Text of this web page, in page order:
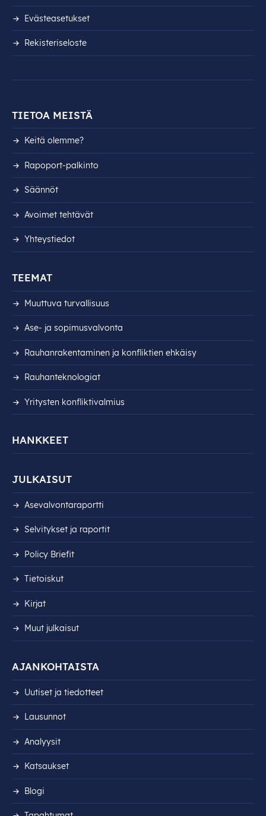
Evästeasetukset
Rekisteri­seloste
TIETOA MEISTÄ
Keitä olemme?
Rapoport-palkinto
Säännöt
Avoimet tehtävät
Yhteystiedot
TEEMAT
Muuttuva turvallisuus
Ase- ja sopimusvalvonta
Rauhanrakentaminen ja konfliktien ehkäisy
Rauhanteknologiat
Yritysten konfliktivalmius
HANKKEET
JULKAISUT
Asevalvontaraportti
Selvitykset ja raportit
Policy Briefit
Tietoiskut
Kirjat
Muut julkaisut
AJANKOHTAISTA
Uutiset ja tiedotteet
Lausunnot
Analyysit
Katsaukset
Blogi